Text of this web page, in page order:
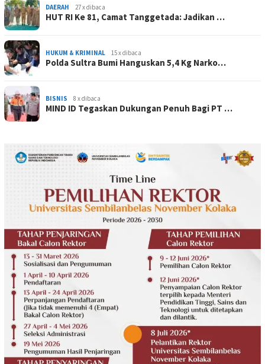
DAERAH 27 x dibaca
HUT RI Ke 81, Camat Tanggetada: Jadikan …
HUKUM & KRIMINAL 15 x dibaca
Polda Sultra Bumi Hanguskan 5,4 Kg Narko…
BISNIS 8 x dibaca
MIND ID Tegaskan Dukungan Penuh Bagi PT …